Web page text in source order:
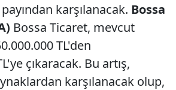
karşılanacak. Bossa
Bossa Ticaret, mevcut
TL'den
çıkaracak. Bu artış,
karşılanacak olup,